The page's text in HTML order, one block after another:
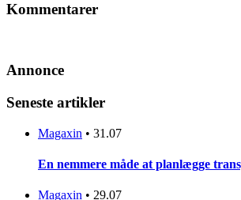
Kommentarer
Annonce
Seneste artikler
Magaxin • 31.07
En nemmere måde at planlægge
Magaxin • 29.07